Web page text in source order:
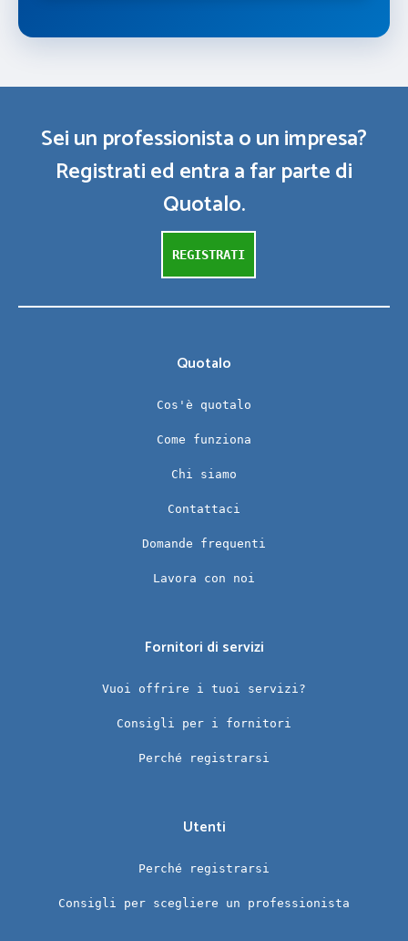
Sei un professionista o un impresa?
Registrati ed entra a far parte di
Quotalo.
REGISTRATI
Quotalo
Cos'è quotalo
Come funziona
Chi siamo
Contattaci
Domande frequenti
Lavora con noi
Fornitori di servizi
Vuoi offrire i tuoi servizi?
Consigli per i fornitori
Perché registrarsi
Utenti
Perché registrarsi
Consigli per scegliere un professionista